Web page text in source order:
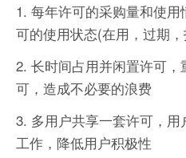
1. 每年许可的采购量和使
可的使用状态(在用，过期
2. 长时间占用并闲置许可
可，造成不必要的浪费
3. 多用户共享一套许可，
工作，降低用户积极性